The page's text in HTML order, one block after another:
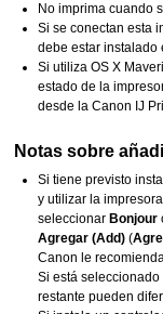
No imprima cuando
Si se conectan esta
debe estar instalado
Si utilizaOS X
estado de la
desde la Canon IJ
Notas sobre
Si tiene previsto
y utilizar laimpresora
seleccionar Bonjour
Agregar (Add) (
Canon le
Si está seleccionado
restante pueden